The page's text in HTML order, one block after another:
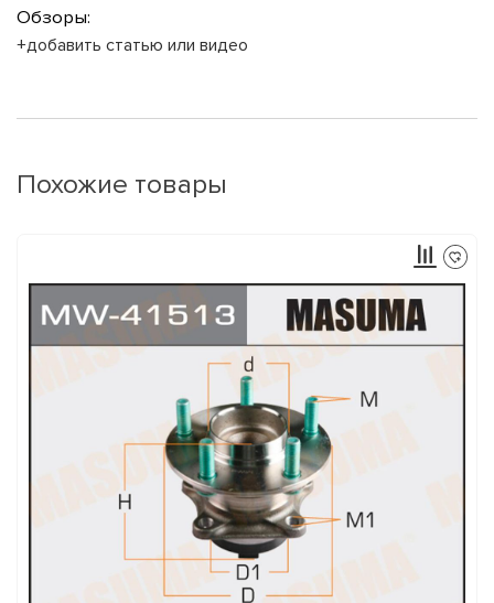
Обзоры:
+добавить статью или видео
Похожие товары